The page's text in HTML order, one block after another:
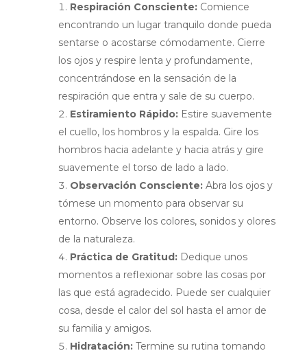
Respiración Consciente:Comience
encontrando un lugar tranquilo donde pueda
sentarse o acostarse cómodamente. Cierre
los ojos y respire lenta y profundamente,
concentrándose en la sensación de la
respiración que entra y sale de su cuerpo.
Estiramiento Rápido:Estire suavemente
el cuello, los hombros y la espalda. Gire los
hombros hacia adelante y hacia atrás y gire
suavemente el torso de lado a lado.
Observación Consciente:Abra los ojos y
tómese un momento para observar su
entorno. Observe los colores, sonidos y olores
de la naturaleza.
Práctica de Gratitud:Dedique unos
momentos a reflexionar sobre las cosas por
las que está agradecido. Puede ser cualquier
cosa, desde el calor del sol hasta el amor de
su familia y amigos.
Hidratación:Termine su rutina tomando